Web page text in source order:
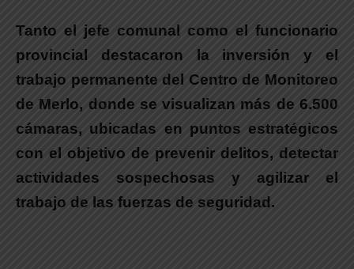
Tanto el jefe comunal como el funcionario
provincial destacaron la inversión y el
trabajo permanente del Centro de Monitoreo
de Merlo, donde se visualizan más de 6.500
cámaras, ubicadas en puntos estratégicos
con el objetivo de prevenir delitos, detectar
actividades sospechosas y agilizar el
trabajo de las fuerzas de seguridad.